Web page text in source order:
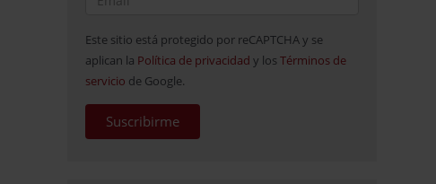
Este sitio está protegido por reCAPTCHA y se
aplican la Política de privacidad y losTérminos de
servicio de Google.
Suscribirme